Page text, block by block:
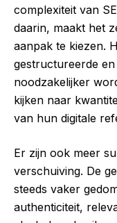
complexiteit van
daarin, maakt het
aanpak te kiezen.
gestructureerde
noodzakelijker
kijken naar
van hun digitale
Er zijn ook meer
verschuiving. De
steeds vaker
authenticiteit,